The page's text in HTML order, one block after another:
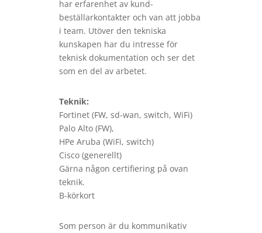
har erfarenhet av kund-
beställarkontakter och van att jobba
i team. Utöver den tekniska
kunskapen har du intresse för
teknisk dokumentation och ser det
som en del av arbetet.
Teknik:
Fortinet (FW, sd-wan, switch, WiFi)
Palo Alto (FW),
HPe Aruba (WiFi, switch)
Cisco (generellt)
Gärna någon certifiering på ovan
teknik.
B-körkort
Som person är du kommunikativ